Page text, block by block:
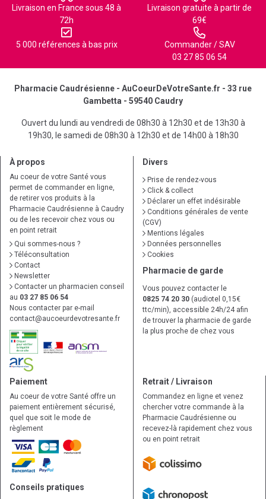
Livraison en France sous 48 à
72h
Livraison gratuite à partir de
69€
5 000 références à bas prix
Commander / SAV
03 27 85 06 54
Pharmacie Caudrésienne - AuCoeurDeVotreSante.fr - 33 rue
Gambetta - 59540 Caudry
Ouvert du lundi au vendredi de 08h30 à 12h30 et de 13h30 à
19h30, le samedi de 08h30 à 12h30 et de 14h00 à 18h30
À propos
Au coeur de votre Santé vous
permet de commander en ligne,
de retirer vos produits à la
Pharmacie Caudrésienne à Caudry
ou de les recevoir chez vous ou
en point retrait
Qui sommes-nous ?
Téléconsultation
Contact
Newsletter
Contacter un pharmacien conseil
au 03 27 85 06 54
Nous contacter par e-mail
contact@aucoeurdevotresante.fr
Divers
Prise de rendez-vous
Click & collect
Déclarer un effet indésirable
Conditions générales de vente
(CGV)
Mentions légales
Données personnelles
Cookies
Pharmacie de garde
Vous pouvez contacter le
0825 74 20 30 (audiotel 0,15€
ttc/min), accessible 24h/24 afin
de trouver la pharmacie de garde
la plus proche de chez vous
Paiement
Au coeur de votre Santé offre un
paiement entièrement sécurisé,
quel que soit le mode de
règlement
Conseils pratiques
Retrait / Livraison
Commandez en ligne et venez
chercher votre commande à la
Pharmacie Caudrésienne ou
recevez-là rapidement chez vous
ou en point retrait